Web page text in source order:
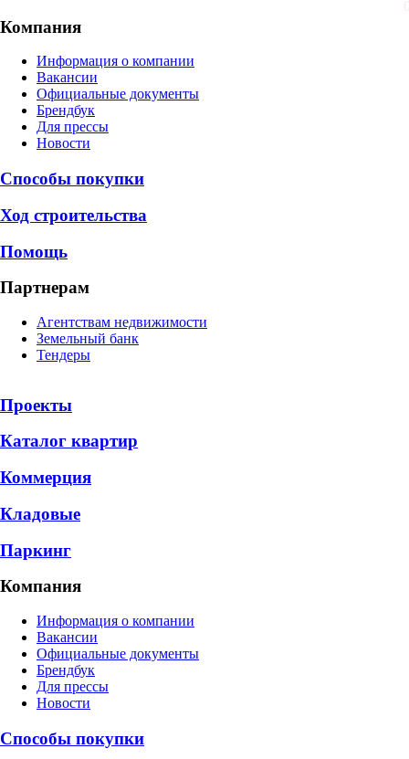
Компания
Информация о компании
Вакансии
Официальные документы
Брендбук
Для прессы
Новости
Способы покупки
Ход строительства
Помощь
Партнерам
Агентствам недвижимости
Земельный банк
Тендеры
Проекты
Каталог квартир
Коммерция
Кладовые
Паркинг
Компания
Информация о компании
Вакансии
Официальные документы
Брендбук
Для прессы
Новости
Способы покупки